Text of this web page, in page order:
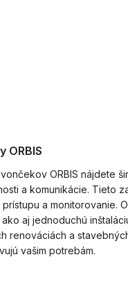
ORBIS
ORBIS nájdete
a komunikácie. Tieto
a monitorovanie.
aj jednoduchú
renováciách a
vašim potrebám.